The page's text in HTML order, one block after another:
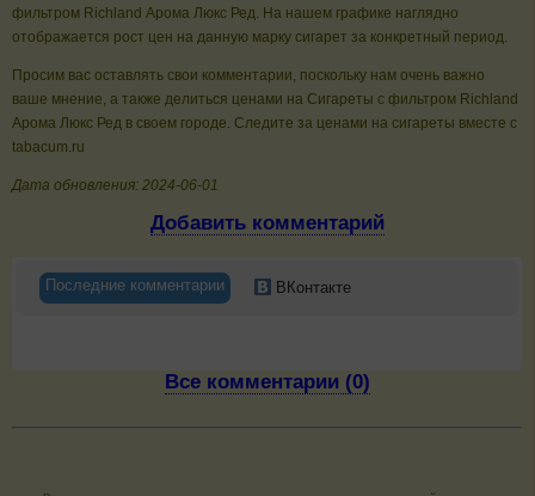
фильтром Richland Арома Люкс Ред. На нашем графике наглядно
отображается рост цен на данную марку сигарет за конкретный период.
Просим вас оставлять свои комментарии, поскольку нам очень важно
ваше мнение, а также делиться ценами на Сигареты с фильтром Richland
Арома Люкс Ред в своем городе. Следите за ценами на сигареты вместе с
tabacum.ru
Дата обновления: 2024-06-01
Добавить комментарий
Последние комментарии ВКонтакте
Все комментарии (0)